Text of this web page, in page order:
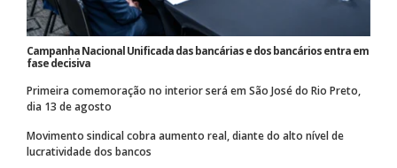
Campanha Nacional Unificada das bancárias e dos bancários entra em
fase decisiva
Primeira comemoração no interior será em São José do Rio Preto,
dia 13 de agosto
Movimento sindical cobra aumento real, diante do alto nível de
lucratividade dos bancos